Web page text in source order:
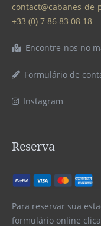
contact@cabanes-de-
+33 (0) 7 86 83 08 18
Encontre-nos no
Formulário de
Instagram
Reserva
Para reservar sua
formulário online